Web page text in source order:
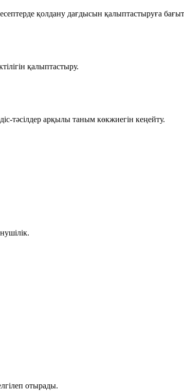
қолдану дағдысын қалыптастыруға
қалыптастыру.
тәсілдер арқылы таным көкжиегін кеңейту.
отырады.